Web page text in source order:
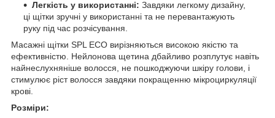
Легкість у використанні: Завдяки легкому дизайну,
ці щітки зручні у використанні та не перевантажують
руку під час розчісування.
Масажні щітки SPL ECO вирізняються високою якістю та
ефективністю. Нейлонова щетина дбайливо розплутує навіть
найнеслухняніше волосся, не пошкоджуючи шкіру голови, і
стимулює ріст волосся завдяки покращенню мікроциркуляції
крові.
Розміри: